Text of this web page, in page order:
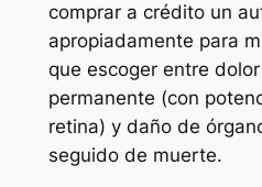
comprar a crédito un
apropiadamente para
que escoger entre
permanente (con
retina) y daño de
seguido de muerte.